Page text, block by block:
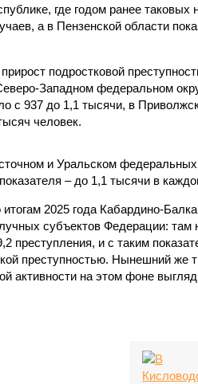
где годом ранее таковых
а в Пензенской области
подростковой
Западном федеральном
с 937 до 1,1 тысячи, в
человек.
и Уральском федеральных
– до 1,1 тысячи в
2025 года Кабардино-
субъектов Федерации: там
преступления, и с таким
преступностью. Нынешний же
активности на этом фоне